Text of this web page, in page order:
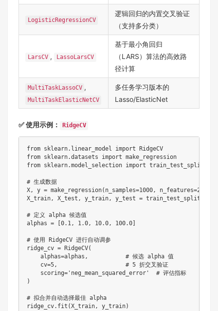
LogisticRegressionCV
逻辑回归的内置交叉验证
（支持多分类）
LarsCV , LassoLarsCV
基于最小角回归
（LARS）算法的高效路
径计算
MultiTaskLassoCV ,
MultiTaskElasticNetCV
多任务学习版本的
Lasso/ElasticNet
✅ 使用示例： RidgeCV
from sklearn. linear_model import
from sklearn.datasets import
from sklearn.model_selection import train_test_split
# 生成数据
X, y = make_regression( n_samples=1000, n_features=20
X_train, X_test , y_train, y_test = train_test_split
# 定义 alpha 候选值
alphas = 0.1, 1.0, 10.0, 100.0
# 使用 RidgeCV 进行自动调参
ridge_cv = RidgeCV(
    alphas
=alphas ,
# 候选 alpha 值
    cv
=5,
# 5 折交叉验证
    scoring
= 'neg_mean_squared_error'
# 评估指标
)
# 拟合并自动选择最佳 alpha
ridge_cv. fit (X_train, y_train)